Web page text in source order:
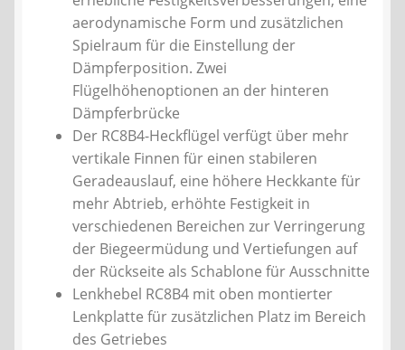
aerodynamische Form und zusätzlichen
Spielraum für die Einstellung der
Dämpferposition. Zwei
Flügelhöhenoptionen an der hinteren
Dämpferbrücke
Der RC8B4-Heckflügel verfügt über mehr
vertikale Finnen für einen stabileren
Geradeauslauf, eine höhere Heckkante für
mehr Abtrieb, erhöhte Festigkeit in
verschiedenen Bereichen zur Verringerung
der Biegeermüdung und Vertiefungen auf
der Rückseite als Schablone für Ausschnitte
Lenkhebel RC8B4 mit oben montierter
Lenkplatte für zusätzlichen Platz im Bereich
des Getriebes